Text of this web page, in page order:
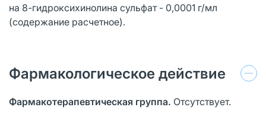
на 8-гидроксихинолина сульфат - 0,0001 г/мл
(содержание расчетное).
Фармакологическое действие
Фармакотерапевтическая группа. Отсутствует.